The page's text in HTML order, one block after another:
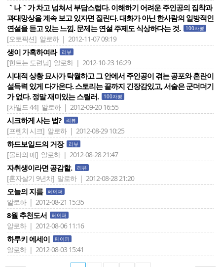
｀나｀가 차고 넘쳐서 부담스럽다. 이해하기 어려운 주인공의 집착과
과대망상을 계속 보고 있자면 질린다. 대화가 아닌 한사람의 일방적인
연설을 듣고 있는 느낌. 문제는 연설 주제도 식상하다는 것.
100자평
[오토픽션] 알로하 | 2012-11-07 09:19
생이 가혹하여라 리뷰
[힌트는 도련님] 알로하 | 2012-10-23 16:29
시대적 상황 묘사가 탁월하고 그 안에서 주인공이 겪는 공포와 혼란이
설득력 있게 다가온다. 스토리는 끝까지 긴장감있고, 서술은 군더더기
가 없다. 정말 재미있는 스릴러.
100자평
[차일드 44] 알로하 | 2012-09-20 16:55
시크하게 사는 법? 리뷰
[프렌치 시크] 알로하 | 2012-08-29 10:25
하드보일드의 거장 리뷰
[몰타의 매] 알로하 | 2012-08-28 21:47
자취생이라면 공감할. 리뷰
[혼자살기 9년차] 알로하 | 2012-08-28 21:20
오늘의 지름 페이퍼
알로하 | 2012-08-21 15:35
8월 추천도서 페이퍼
알로하 | 2012-08-06 11:16
하루키 에세이 페이퍼
알로하 | 2012-08-03 15:41